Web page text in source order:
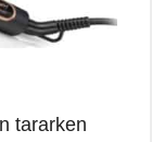
tararken